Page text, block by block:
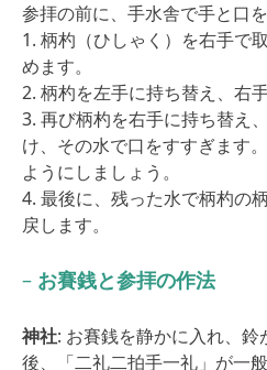
参拝の前に、手水舎で手と口を
1. 柄杓（ひしゃく）を右手で
めます。
2. 柄杓を左手に持ち替え、右
3. 再び柄杓を右手に持ち替え
け、その水で口をすすぎます
ようにしましょう。
4. 最後に、残った水で柄杓の
戻します。
– お賽銭と参拝の作法
神社: お賽銭を静かに入れ、
後、「二礼二拍手一礼」が一